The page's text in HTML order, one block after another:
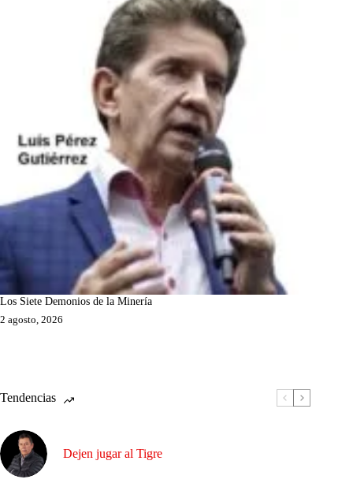
Los Siete Demonios de la Minería
2 agosto, 2026
Tendencias
Dejen jugar al Tigre